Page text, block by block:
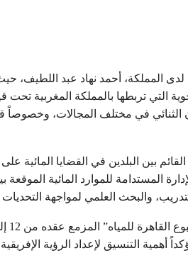
لدى المملكة، أحمد نهاد عبد اللطيف،
التي تربطها بالمملكة المغربية تحت
في مختلف المجالات، وخصوصاً
بين البلدين في القضايا المائية
المستدامة للموارد المائية